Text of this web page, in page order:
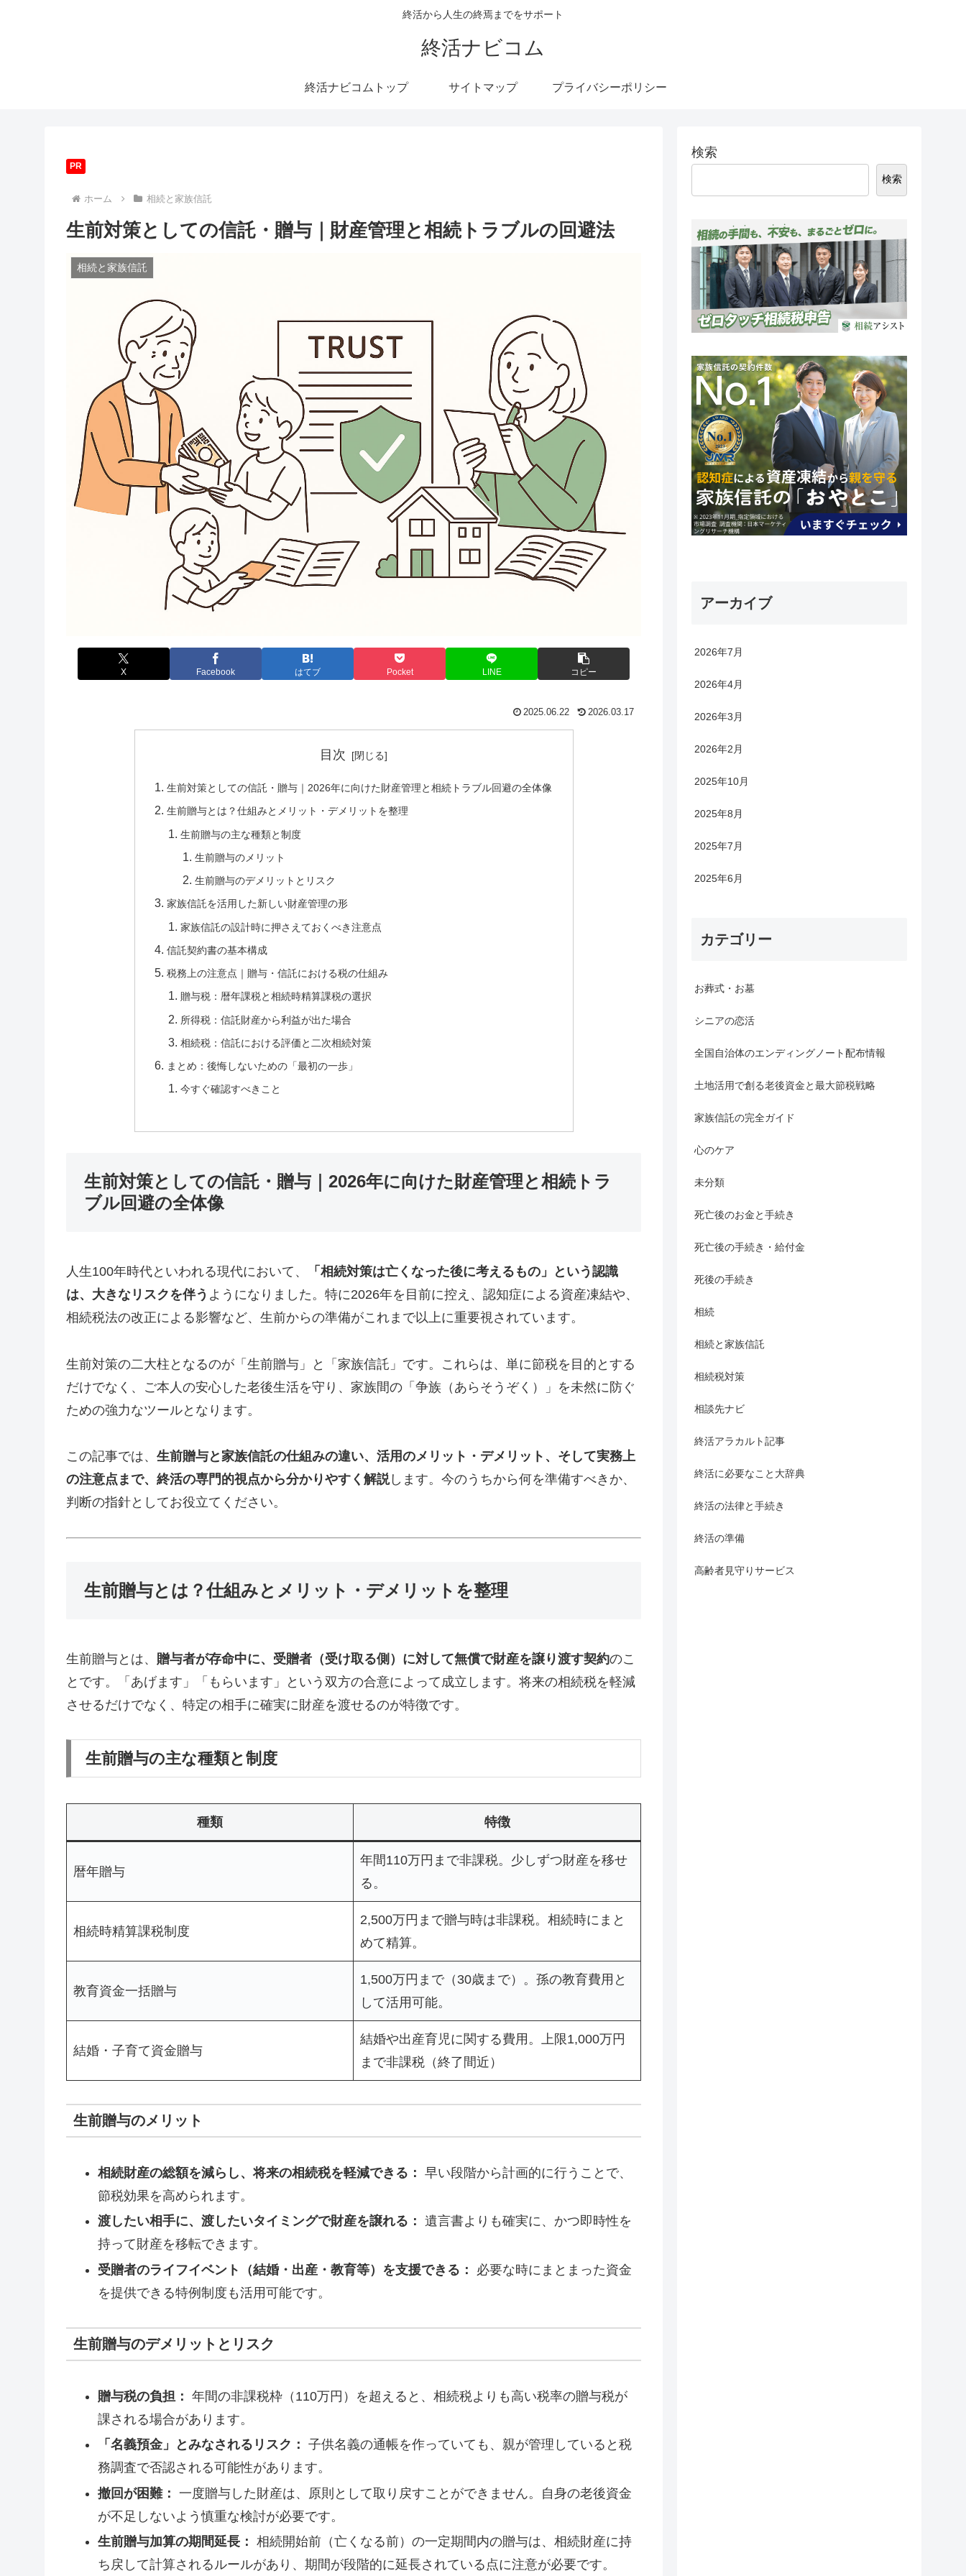
終活から人生の終焉までをサポート
終活ナビコム
終活ナビコムトップ サイトマップ プライバシーポリシー
PR
ホーム 相続と家族信託
生前対策としての信託・贈与｜財産管理と相続トラブルの回避法
相続と家族信託
X Facebook はてブ Pocket LINE コピー
2025.06.22 2026.03.17
目次
生前対策としての信託・贈与｜2026年に向けた財産管理と相続トラブル回避の全体像
生前贈与とは？仕組みとメリット・デメリットを整理
生前贈与の主な種類と制度
生前贈与のメリット
生前贈与のデメリットとリスク
家族信託を活用した新しい財産管理の形
家族信託の設計時に押さえておくべき注意点
信託契約書の基本構成
税務上の注意点｜贈与・信託における税の仕組み
贈与税：暦年課税と相続時精算課税の選択
所得税：信託財産から利益が出た場合
相続税：信託における評価と二次相続対策
まとめ：後悔しないための「最初の一歩」
今すぐ確認すべきこと
生前対策としての信託・贈与｜2026年に向けた財産管理と相続トラ
ブル回避の全体像
人生100年時代といわれる現代において、
「相続対策は亡くなった後に考えるもの」という認識
は、大きなリスクを伴う ようになりました。特に2026年を目前に控え、認知症による資産凍結や、
相続税法の改正による影響など、生前からの準備がこれまで以上に重要視されています。
生前対策の二大柱となるのが「生前贈与」と「家族信託」です。これらは、単に節税を目的とする
だけでなく、ご本人の安心した老後生活を守り、家族間の「争族（あらそうぞく）」を未然に防ぐ
ための強力なツールとなります。
この記事では、 生前贈与と家族信託の仕組みの違い、活用のメリット・デメリット、そして実務上
の注意点まで、終活の専門的視点から分かりやすく解説します。今のうちから何を準備すべきか、
判断の指針としてお役立てください。
生前贈与とは？仕組みとメリット・デメリットを整理
生前贈与とは、 贈与者が存命中に、受贈者（受け取る側）に対して無償で財産を譲り渡す契約のこ
とです。「あげます」「もらいます」という双方の合意によって成立します。将来の相続税を軽減
させるだけでなく、特定の相手に確実に財産を渡せるのが特徴です。
生前贈与の主な種類と制度
種類 特徴
暦年贈与
年間110万円まで非課税。少しずつ財産を移せ
る。
相続時精算課税制度
2,500万円まで贈与時は非課税。相続時にまと
めて精算。
教育資金一括贈与
1,500万円まで（30歳まで）。孫の教育費用と
して活用可能。
結婚・子育て資金贈与
結婚や出産育児に関する費用。上限1,000万円
まで非課税（終了間近）
生前贈与のメリット
相続財産の総額を減らし、将来の相続税を軽減できる： 早い段階から計画的に行うことで、
節税効果を高められます。
渡したい相手に、渡したいタイミングで財産を譲れる： 遺言書よりも確実に、かつ即時性を
持って財産を移転できます。
受贈者のライフイベント（結婚・出産・教育等）を支援できる：
必要な時にまとまった資金
を提供できる特例制度も活用可能です。
生前贈与のデメリットとリスク
贈与税の負担： 年間の非課税枠（110万円）を超えると、相続税よりも高い税率の贈与税が
課される場合があります。
「名義預金」とみなされるリスク： 子供名義の通帳を作っていても、親が管理していると税
務調査で否認される可能性があります。
撤回が困難： 一度贈与した財産は、原則として取り戻すことができません。自身の老後資金
が不足しないよう慎重な検討が必要です。
生前贈与加算の期間延長： 相続開始前（亡くなる前）の一定期間内の贈与は、相続財産に持
ち戻して計算されるルールがあり、期間が段階的に延長されている点に注意が必要です。
検索
検索
アーカイブ
2026年7月
2026年4月
2026年3月
2026年2月
2025年10月
2025年8月
2025年7月
2025年6月
カテゴリー
お葬式・お墓
シニアの恋活
全国自治体のエンディングノート配布情報
土地活用で創る老後資金と最大節税戦略
家族信託の完全ガイド
心のケア
未分類
死亡後のお金と手続き
死亡後の手続き・給付金
死後の手続き
相続
相続と家族信託
相続税対策
相談先ナビ
終活アラカルト記事
終活に必要なこと大辞典
終活の法律と手続き
終活の準備
高齢者見守りサービス